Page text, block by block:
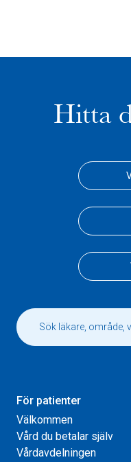
Hitta
För patienter
Välkommen
Vård du betalar själv
Vårdavdelningen